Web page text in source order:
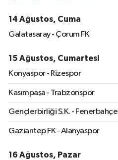
14 Ağustos, Cuma
Galatasaray - Çorum FK
15 Ağustos, Cumartesi
Konyaspor - Rizespor
Kasımpaşa - Trabzonspor
Gençlerbirliği S.K. - Fenerbahçe
Gaziantep FK - Alanyaspor
16 Ağustos, Pazar